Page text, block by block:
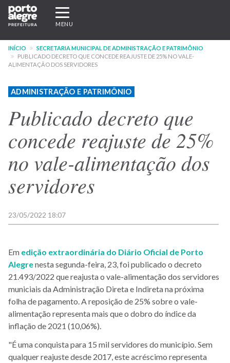
Pular
para
conteúdo
principal
Expandir/recolher
navegação
MENU
INÍCIO
SECRETARIA MUNICIPAL DE ADMINISTRAÇÃO E PATRIMÔNIO
PUBLICADO DECRETO QUE CONCEDE REAJUSTE DE 25% NO VALE-
ALIMENTAÇÃO DOS SERVIDORES
ADMINISTRAÇÃO E PATRIMÔNIO
Publicado decreto que
concede reajuste de 25%
no vale-alimentação dos
servidores
23/05/2022 18:07
Em edição extraordinária do Diário Oficial de Porto
Alegrenesta segunda-feira, 23, foi publicado o decreto
21.493/2022 que reajusta o vale-alimentação dos servidores
municiais da Administração Direta e Indireta na próxima
folha de pagamento. A reposição de 25% sobre o vale-
alimentação representa mais que o dobro do índice da
inflação de 2021 (10,06%).
"É uma conquista para 15 mil servidores do município. Sem
qualquer reajuste desde 2017, este acréscimo representa